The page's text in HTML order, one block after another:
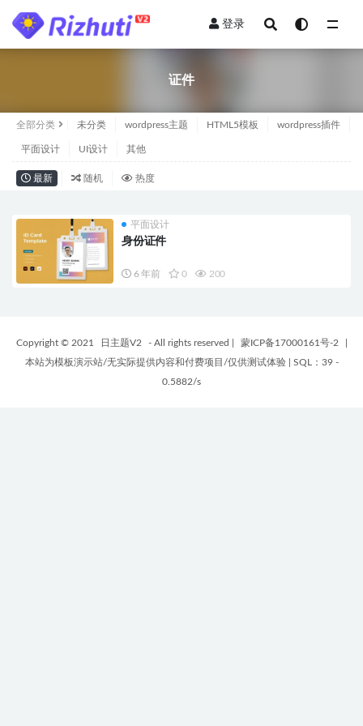
登录
证件
全部分类 未分类 wordpress主题 HTML5模板 wordpress插件
平面设计 UI设计 其他
最新 随机 热度
平面设计
身份证件
6 年前 0 200
Copyright © 2021 日主题V2 - All rights reserved 蒙ICP备17000161号-2
本站为模板演示站/无实际提供内容和付费项目/仅供测试体验
SQL：39 -
0.5882/s